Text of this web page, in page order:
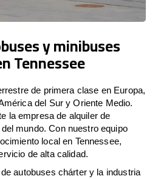
y minibuses
Tennessee
de primera clase en Europa,
del Sur y Oriente Medio.
la empresa de alquiler de
mundo. Con nuestro equipo
local en Tennessee,
de alta calidad.
autobuses chárter y la industria